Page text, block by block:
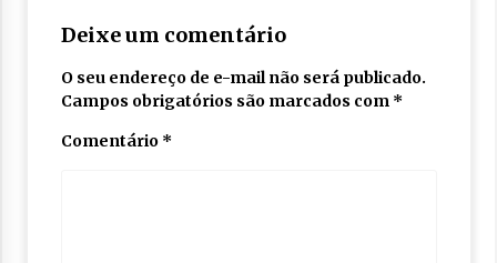
Deixe um comentário
O seu endereço de e-mail não será publicado.
Campos obrigatórios são marcados com *
Comentário *